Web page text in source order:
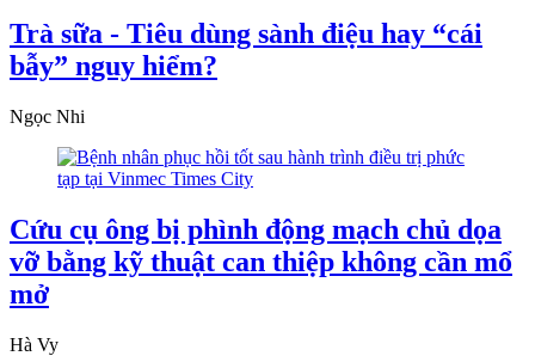
Trà sữa - Tiêu dùng sành điệu hay “cái
bẫy” nguy hiểm?
Ngọc Nhi
Cứu cụ ông bị phình động mạch chủ dọa
vỡ bằng kỹ thuật can thiệp không cần mổ
mở
Hà Vy